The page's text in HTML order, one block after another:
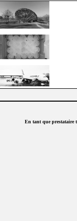
En tant que prestataire